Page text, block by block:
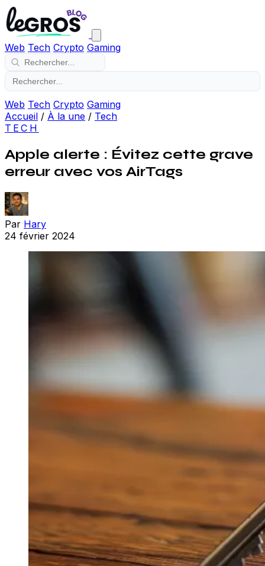
Web Tech Crypto Gaming
Web Tech Crypto Gaming
Accueil / À la une / Tech
TECH
Apple alerte : Évitez cette grave
erreur avec vos AirTags
Par Hary
24 février 2024